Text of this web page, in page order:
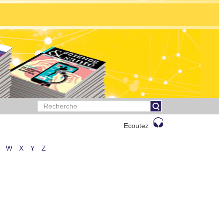
Ecoutez
W X Y Z